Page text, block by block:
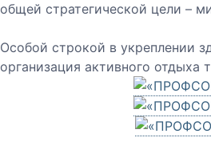
общей стратегической цели –
Особой строкой в укреплении
организация активного